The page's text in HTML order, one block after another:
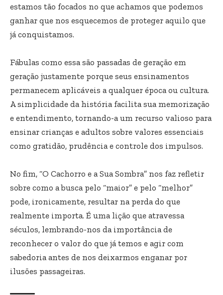
estamos tão focados no que achamos que podemos
ganhar que nos esquecemos de proteger aquilo que
já conquistamos.
Fábulas como essa são passadas de geração em
geração justamente porque seus ensinamentos
permanecem aplicáveis a qualquer época ou cultura.
A simplicidade da história facilita sua memorização
e entendimento, tornando-a um recurso valioso para
ensinar crianças e adultos sobre valores essenciais
como gratidão, prudência e controle dos impulsos.
No fim, “O Cachorro e a Sua Sombra” nos faz refletir
sobre como a busca pelo “maior” e pelo “melhor”
pode, ironicamente, resultar na perda do que
realmente importa. É uma lição que atravessa
séculos, lembrando-nos da importância de
reconhecer o valor do que já temos e agir com
sabedoria antes de nos deixarmos enganar por
ilusões passageiras.